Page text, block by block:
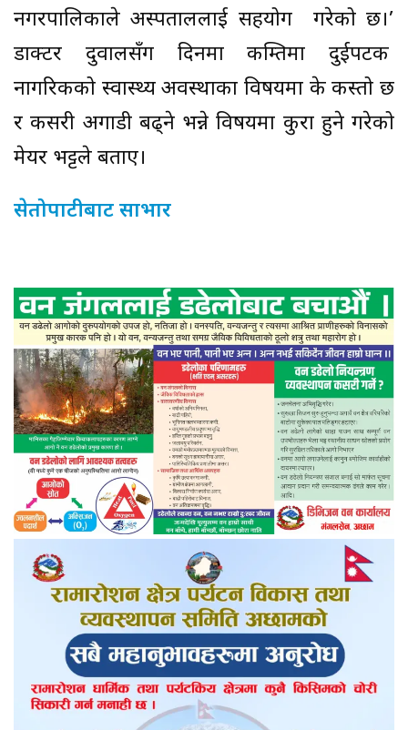
नगरपालिकाले अस्पताललाई सहयोग गरेको छ।’
डाक्टर दुवालसँग दिनमा कम्तिमा दुईपटक
नागरिकको स्वास्थ्य अवस्थाका विषयमा के कस्तो छ
र कसरी अगाडी बढ्ने भन्ने विषयमा कुरा हुने गरेको
मेयर भट्टले बताए।
सेतोपाटीबाट साभार